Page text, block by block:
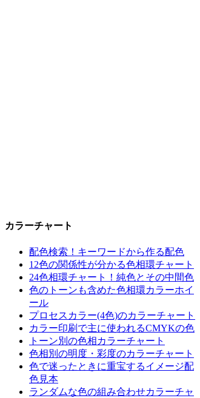
カラーチャート
配色検索！キーワードから作る配色
12色の関係性が分かる色相環チャート
24色相環チャート！純色とその中間色
色のトーンも含めた色相環カラーホイ
ール
プロセスカラー(4色)のカラーチャート
カラー印刷で主に使われるCMYKの色
トーン別の色相カラーチャート
色相別の明度・彩度のカラーチャート
色で迷ったときに重宝するイメージ配
色見本
ランダムな色の組み合わせカラーチャ